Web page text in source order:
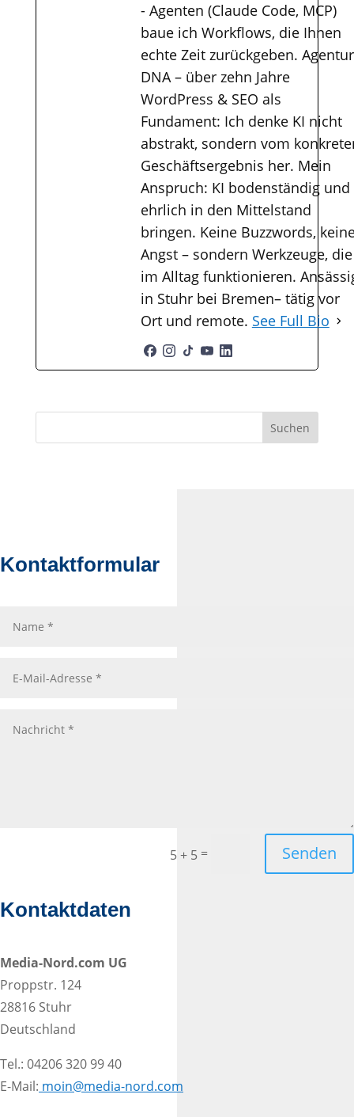
- Agenten (Claude Code, MCP)
baue ich Workflows, die Ihnen
echte Zeit zurückgeben.
DNA – über zehn Jahre
WordPress & SEO als
Fundament: Ich denke KI nicht
abstrakt, sondern vom
Geschäftsergebnis her. Mein
Anspruch: KI bodenständig und
ehrlich in den Mittelstand
bringen. Keine Buzzwords,
Angst – sondern Werkzeuge, die
im Alltag funktionieren.
in Stuhr bei Bremen– tätig vor
Ort und remote. See Full Bio
Suchen
Kontaktformular
5 + 5 = Senden
Kontaktdaten
Media-Nord.com UG
Proppstr. 124
28816 Stuhr
Deutschland
Tel.: 04206 320 99 40
E-Mail: moin@media-nord.com